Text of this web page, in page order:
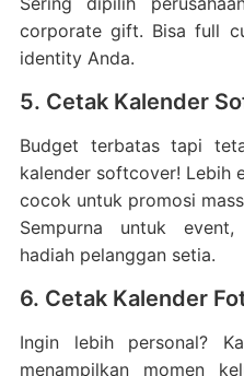
corporate gift. Bisa full
identity Anda.
5. Cetak Kalender
Budget terbatas tapi
kalender softcover! Lebih
cocok untuk promosi
Sempurna untuk
hadiah pelanggan setia.
6. Cetak Kalender
Ingin lebih personal?
menampilkan momen